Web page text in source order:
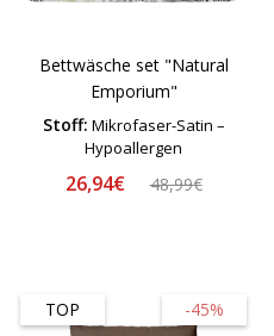
Bettwäsche set "Natural
Emporium"
Stoff: Mikrofaser-Satin –
Hypoallergen
26,94€ 48,99€
-45%
TOP